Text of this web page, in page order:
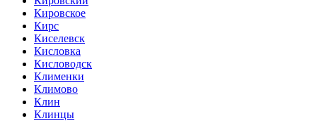
Кировское
Кирс
Киселевск
Кисловка
Кисловодск
Клименки
Климово
Клин
Клинцы